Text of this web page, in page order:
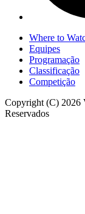
Where to
Equipes
Programação
Classificação
Competição
Copyright (C) 2026
Reservados